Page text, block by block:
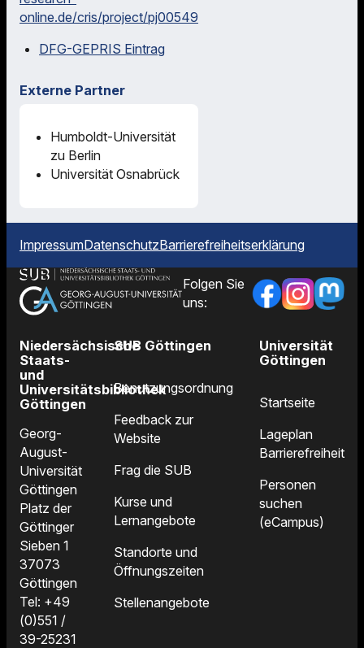
online.de/cris/project/pj00549
DFG-GEPRIS Eintrag
Externe Partner
Humboldt-Universität
zu Berlin
Universität Osnabrück
ImpressumDatenschutzBarrierefreiheitserklärung
Folgen Sie
uns:
Niedersächsische
Staats-
und
Universitätsbibliothek
Göttingen
Georg-
August-
Universität
Göttingen
Platz der
Göttinger
Sieben 1
37073
Göttingen
Tel: +49
(0)551 /
39-25231
SUB Göttingen
Benutzungsordnung
Feedback zur
Website
Frag die SUB
Kurse und
Lernangebote
Standorte und
Öffnungszeiten
Stellenangebote
Universität
Göttingen
Startseite
Lageplan
Barrierefreiheit
Personen
suchen
(eCampus)